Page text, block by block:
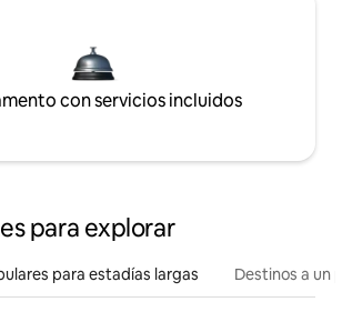
con servicios incluidos
para explorar
para estadías largas Destinos a un